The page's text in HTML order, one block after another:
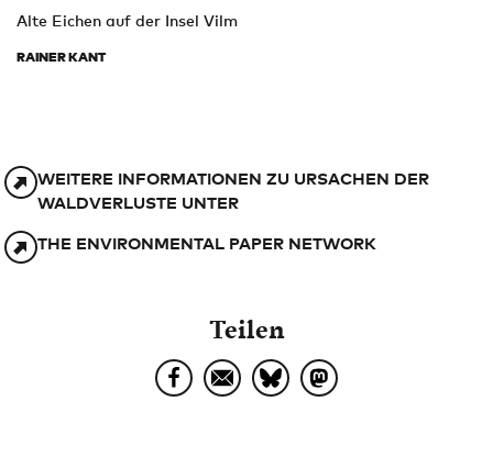
Alte Eichen auf der Insel Vilm
RAINER KANT
WEITERE INFORMATIONEN ZU URSACHEN DER
WALDVERLUSTE UNTER
THE ENVIRONMENTAL PAPER NETWORK
Teilen